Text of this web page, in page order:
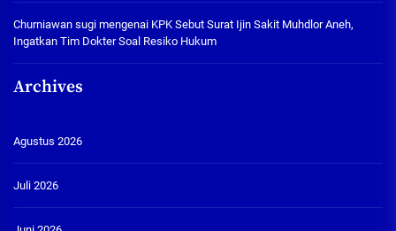
Churniawan sugi mengenai KPK Sebut Surat Ijin Sakit Muhdlor Aneh,
Ingatkan Tim Dokter Soal Resiko Hukum
Archives
Agustus 2026
Juli 2026